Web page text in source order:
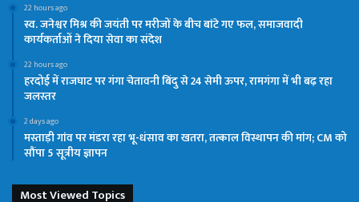
22 hours ago
स्व. जनेश्वर मिश्र की जयंती पर मरीजों के बीच बांटे गए फल, समाजवादी
कार्यकर्ताओं ने दिया सेवा का संदेश
22 hours ago
हरदोई में राजघाट पर गंगा चेतावनी बिंदु से 24 सेमी ऊपर, रामगंगा में भी बढ़ रहा
जलस्तर
2 days ago
मस्ताड़ी गांव पर मंडरा रहा भू-धंसाव का खतरा, तत्काल विस्थापन की मांग; CM को
सौंपा 5 सूत्रीय ज्ञापन
Most Viewed Topics